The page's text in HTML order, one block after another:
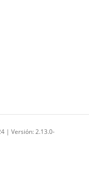
| Versión: 2.13.0-